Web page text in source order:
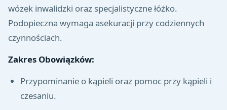
wózek inwalidzki oraz specjalistyczne łóżko.
Podopieczna wymaga asekuracji przy codziennych
czynnościach.
Zakres Obowiązków:
Przypominanie o kąpieli oraz pomoc przy kąpieli i
czesaniu.